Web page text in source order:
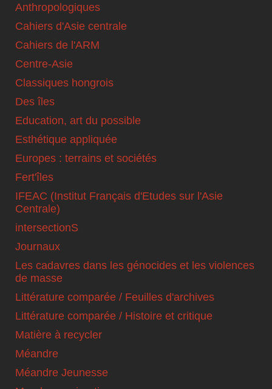
Anthropologiques
Cahiers d'Asie centrale
Cahiers de l'ARM
Centre-Asie
Classiques hongrois
Des îles
Education, art du possible
Esthétique appliquée
Europes : terrains et sociétés
Fert'îles
IFEAC (Institut Français d'Etudes sur l'Asie
Centrale)
intersectionS
Journaux
Les cadavres dans les génocides et les violences
de masse
Littérature comparée / Feuilles d'archives
Littérature comparée / Histoire et critique
Matière à recycler
Méandre
Méandre Jeunesse